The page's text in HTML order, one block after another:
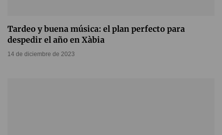
Tardeo y buena música: el plan perfecto para
despedir el año en Xàbia
14 de diciembre de 2023